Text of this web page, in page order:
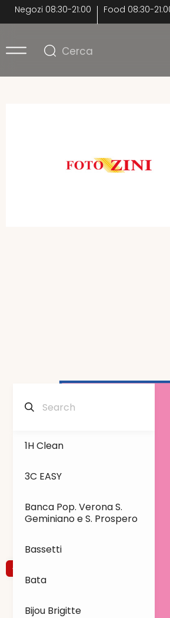
Negozi 08:30-21:00 Food 08:30-
1H Clean
3C EASY
Banca Pop. Verona S.
Geminiano e S. Prospero
Bassetti
Bata
Bijou Brigitte